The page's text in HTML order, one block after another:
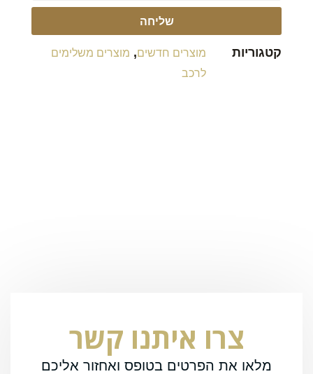
שליחה
קטגוריות מוצרים חדשים, מוצרים משלימים
לרכב
צרו איתנו קשר
מלאו את הפרטים בטופס ואחזור אליכם